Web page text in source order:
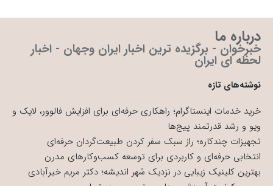
درباره ما
خبرخوان - برگزیده ترین اخبار ایران وجهان - اخبار
لحظه ای ایران
نوشته‌های تازه
خرید خدمات اینستاگرام؛ راهکاری حرفه‌ای برای افزایش فالوور، لایک و
ویو و رشد قدرتمند پیج‌ها
تجهیزات چندکاره؛ راز سبک سفر کردن طبیعت‌گردان حرفه‌ای
انتخابی حرفه‌ای و کاربردی برای توسعه کسب‌وکارهای مدرن
بهترین کلینیک زیبایی در نزدیک شهر اندیشه؛ دکتر مریم خیرآبادی